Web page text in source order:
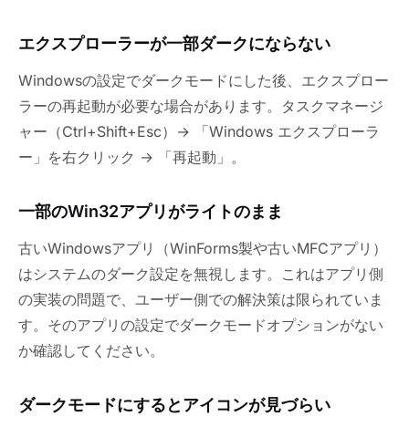
エクスプローラーが一部ダークにならない
Windowsの設定でダークモードにした後、エクスプロー
ラーの再起動が必要な場合があります。タスクマネージ
ャー（Ctrl+Shift+Esc）→ 「Windows エクスプローラ
ー」を右クリック → 「再起動」。
一部のWin32アプリがライトのまま
古いWindowsアプリ（WinForms製や古いMFCアプリ）
はシステムのダーク設定を無視します。これはアプリ側
の実装の問題で、ユーザー側での解決策は限られていま
す。そのアプリの設定でダークモードオプションがない
か確認してください。
ダークモードにするとアイコンが見づらい